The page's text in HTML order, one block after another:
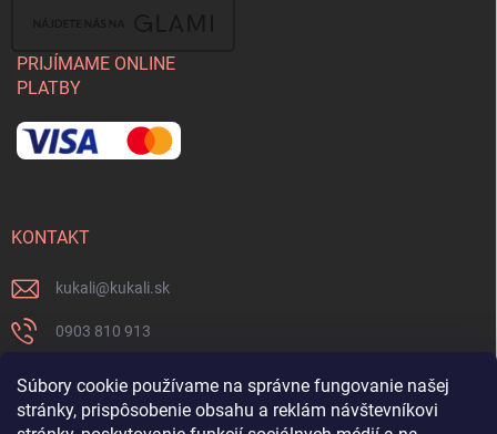
Súbory cookie používame na správne fungovanie našej
stránky, prispôsobenie obsahu a reklám návštevníkovi
PRIJÍMAME ONLINE
PLATBY
KONTAKT
kukali@kukali.sk
0903 810 913
0903 810 913
Nenechajte si ujsť novinky a sledujte nás na FB